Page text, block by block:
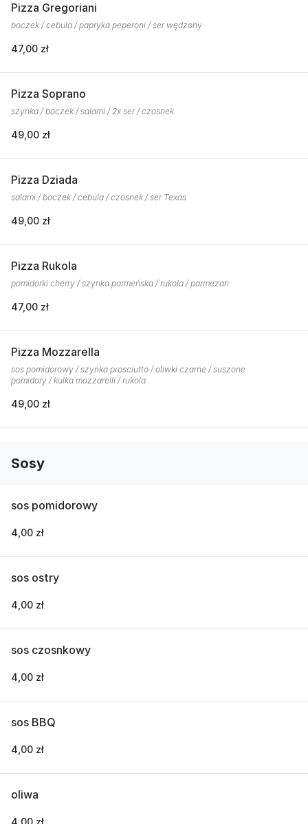
Pizza Gregoriani
boczek / cebula / papryka peperoni / ser wędzony
47,00 zł
Pizza Soprano
szynka / boczek / salami / 2x ser / czosnek
49,00 zł
Pizza Dziada
salami / boczek / cebula / czosnek / ser Texas
49,00 zł
Pizza Rukola
pomidorki cherry / szynka parmeńska / rukola / parmezan
47,00 zł
Pizza Mozzarella
sos pomidorowy / szynka prosciutto / oliwki czarne / suszone
pomidory / kulka mozzarelli / rukola
49,00 zł
Sosy
sos pomidorowy
4,00 zł
sos ostry
4,00 zł
sos czosnkowy
4,00 zł
sos BBQ
4,00 zł
oliwa